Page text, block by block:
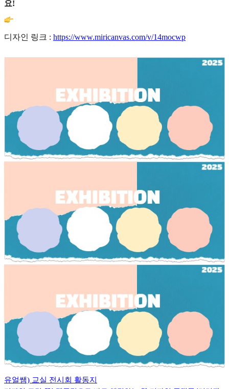
요!
디자인 링크 : https://www.miricanvas.com/v/14mocwp
유얼쌤) 교실 전시회 활동지